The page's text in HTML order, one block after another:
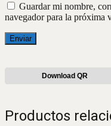
Guardar mi nombre,
navegador para la próxima
Download QR
Productos